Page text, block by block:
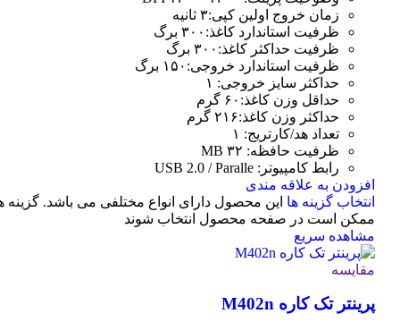
زمان خروج اولین کپی:۳ ثانیه
ظرفیت استاندارد کاغذ:۳۰۰ برگ
ظرفیت حداکثر کاغذ:۳۰۰ برگ
ظرفیت استاندارد خروجی:۱۵۰ برگ
حداکثر سایز خروجی: ۱
حداقل وزن کاغذ:۶۰ گرم
حداکثر وزن کاغذ:۲۱۶ گرم
تعداد هد/کارتریج: ۱
ظرفیت حافظه: ۳۲ MB
رابط کامپیوتر: USB 2.0 / Paralle
افزودن به علاقه مندی
انتخاب گزینه ها این محصول دارای انواع مختلفی می باشد. گزینه
ممکن است در صفحه محصول انتخاب شوند
مشاهده سریع
مقایسه
پرینتر تک کاره M402n